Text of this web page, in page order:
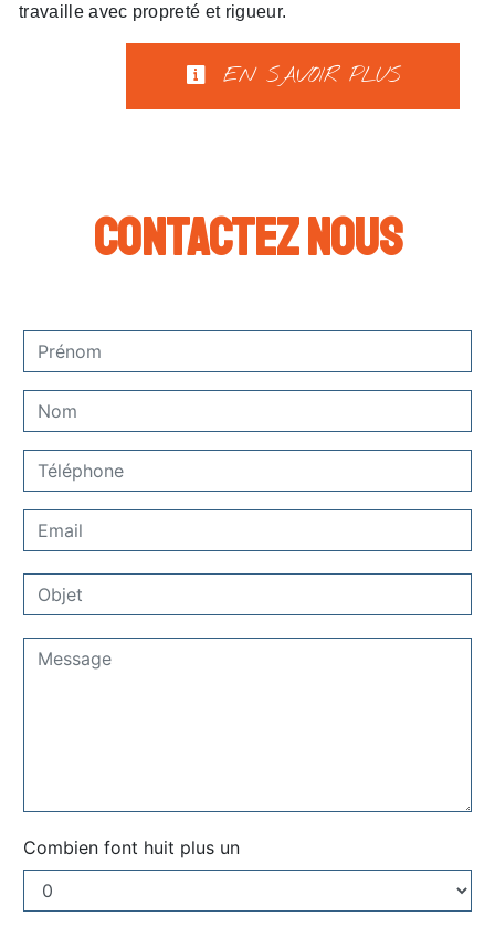
travaille avec propreté et rigueur.
EN SAVOIR PLUS
Contactez nous
Combien font huit plus un